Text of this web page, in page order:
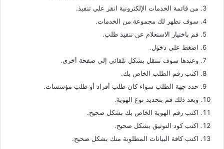
من قائمة الخدمات الإلكترونية انقر علي تنفيذ.
سوف تظهر لك مجموعة من الخدمات.
قم باختيار الاستعلام عن تنفيذ طلب.
اضغط علي دخول.
وعندها سوف تنتقل بشكل تلقائي إلي صفحة أخري.
اكتب رقم الطلب الخاص بك.
حدد جهة الطلب سواء كان طلب أفراد أو طلب مؤسسات.
وبعد ذلك قم بتحديد نوع الهوية.
اكتب رقم الهوية الخاص بك بشكل صحيح.
اكتب كود التوثيق بشكل صحيح.
اكتب كافة البيانات المطلوبة منك بشكل صحيح.